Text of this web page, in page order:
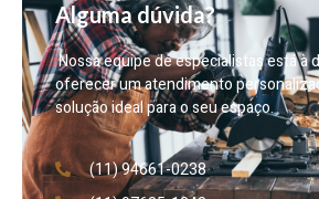
Alguma dúvida?
Nossa equipe de especialistas está à
oferecer um atendimento
solução ideal para o seu espaço.
(11) 94661-0238